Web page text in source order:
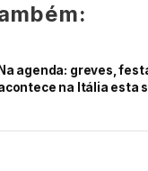
Na agenda: greves,
na Itália esta